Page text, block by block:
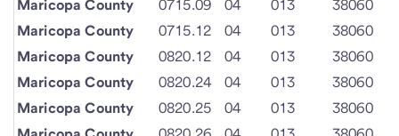
Maricopa County
0715.09 04 013
38060
Maricopa County
0715.12 04 013
38060
Maricopa County
0820.12 04 013
38060
Maricopa County
0820.24 04 013
38060
Maricopa County
0820.25 04 013
38060